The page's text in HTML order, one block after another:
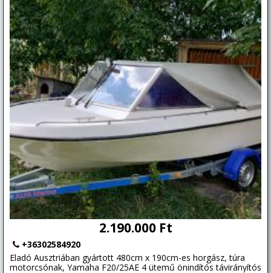
2.190.000 Ft
+36302584920
Eladó Ausztriában gyártott 480cm x 190cm-es horgász, túra
motorcsónak, Yamaha F20/25AE 4 ütemű önindítós távirányítós